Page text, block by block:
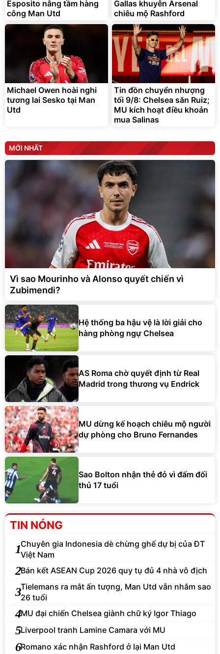
Đã bán nhiều
Esposito nâng tầm hàng
công Man Utd
Gallas khuyên Arsenal
chiêu mộ Rashford
Michael Owen hoài nghi
tương lai Sesko tại Man
Utd
Tin đồn chuyển nhượng
tối 9/8: Chelsea săn Ruiz;
MU kích hoạt điều khoản
mua Salinas
MỚI NHẤT
Vì sao Mourinho và Alonso quyết chiến vì
Zubimendi?
Hệ thống ba hậu vệ là lời giải cho
hàng phòng ngự Chelsea
AS Roma chờ quyết định từ Real
Madrid trong thương vụ Endrick
MU dừng kế hoạch chiêu mộ người
dự phòng cho Bruno Fernandes
Sao Bolton nhận thẻ đỏ vì đấm đối
thủ 17 tuổi
TIN NÓNG
1Chuyên gia Indonesia dè chừng ghế dự bị của ĐT
Việt Nam
2Bán kết ASEAN Cup 2026 quy tụ đủ 4 nhà vô địch
3Tielemans ra mắt ấn tượng, Man Utd vẫn nhắm sao
26 tuổi
4MU đại chiến Chelsea giành chữ ký Igor Thiago
5Liverpool tranh Lamine Camara với MU
6Romano xác nhận Rashford ở lại Man Utd